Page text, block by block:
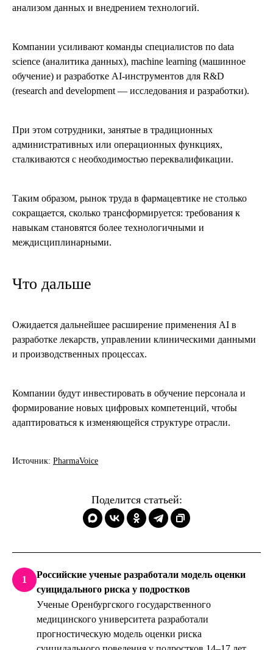
анализом данных и внедрением технологий.
Компании усиливают команды специалистов по data
science (аналитика данных), machine learning (машинное
обучение) и разработке AI-инструментов для R&D
(research and development — исследования и разработки).
При этом сотрудники, занятые в традиционных
административных или операционных функциях,
сталкиваются с необходимостью переквалификации.
Таким образом, рынок труда в фармацевтике не столько
сокращается, сколько трансформируется: требования к
навыкам становятся более технологичными и
междисциплинарными.
Что дальше
Ожидается дальнейшее расширение применения AI в
разработке лекарств, управлении клиническими данными
и производственных процессах.
Компании будут инвестировать в обучение персонала и
формирование новых цифровых компетенций, чтобы
адаптироваться к изменяющейся структуре отрасли.
Источник: PharmaVoice
Поделится статьей:
1
Российские ученые разработали модель оценки
суицидального риска у подростков
Ученые Оренбургского государственного
медицинского университета разработали
прогностическую модель оценки риска